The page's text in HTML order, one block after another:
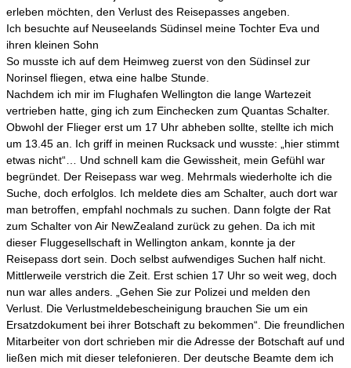
erleben möchten, den Verlust des Reisepasses angeben.
Ich besuchte auf Neuseelands Südinsel meine Tochter Eva und
ihren kleinen Sohn
So musste ich auf dem Heimweg zuerst von den Südinsel zur
Norinsel fliegen, etwa eine halbe Stunde.
Nachdem ich mir im Flughafen Wellington die lange Wartezeit
vertrieben hatte, ging ich zum Einchecken zum Quantas Schalter.
Obwohl der Flieger erst um 17 Uhr abheben sollte, stellte ich mich
um 13.45 an. Ich griff in meinen Rucksack und wusste: „hier stimmt
etwas nicht“… Und schnell kam die Gewissheit, mein Gefühl war
begründet. Der Reisepass war weg. Mehrmals wiederholte ich die
Suche, doch erfolglos. Ich meldete dies am Schalter, auch dort war
man betroffen, empfahl nochmals zu suchen. Dann folgte der Rat
zum Schalter von Air NewZealand zurück zu gehen. Da ich mit
dieser Fluggesellschaft in Wellington ankam, konnte ja der
Reisepass dort sein. Doch selbst aufwendiges Suchen half nicht.
Mittlerweile verstrich die Zeit. Erst schien 17 Uhr so weit weg, doch
nun war alles anders. „Gehen Sie zur Polizei und melden den
Verlust. Die Verlustmeldebescheinigung brauchen Sie um ein
Ersatzdokument bei ihrer Botschaft zu bekommen“. Die freundlichen
Mitarbeiter von dort schrieben mir die Adresse der Botschaft auf und
ließen mich mit dieser telefonieren. Der deutsche Beamte dem ich